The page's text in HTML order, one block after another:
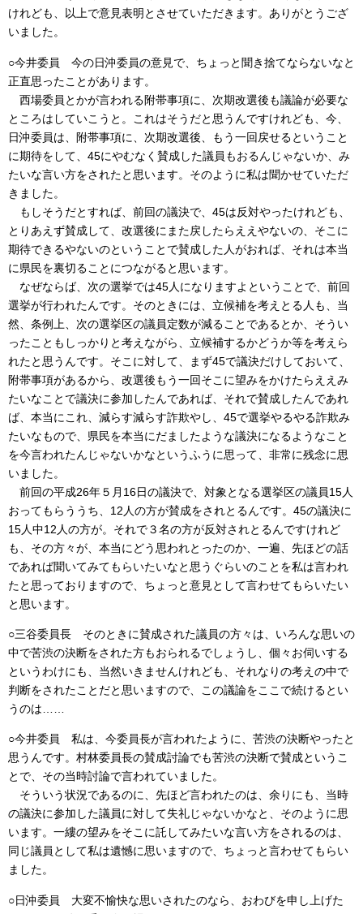
けれども、以上で意見表明とさせていただきます。ありがとうござ
いました。
○今井委員 今の日沖委員の意見で、ちょっと聞き捨てならないなと
正直思ったことがあります。
西場委員とかが言われる附帯事項に、次期改選後も議論が必要な
ところはしていこうと。これはそうだと思うんですけれども、今、
日沖委員は、附帯事項に、次期改選後、もう一回戻せるということ
に期待をして、45にやむなく賛成した議員もおるんじゃないか、み
たいな言い方をされたと思います。そのように私は聞かせていただ
きました。
もしそうだとすれば、前回の議決で、45は反対やったけれども、
とりあえず賛成して、改選後にまた戻したらええやないの、そこに
期待できるやないのということで賛成した人がおれば、それは本当
に県民を裏切ることにつながると思います。
なぜならば、次の選挙では45人になりますよということで、前回
選挙が行われたんです。そのときには、立候補を考えとる人も、当
然、条例上、次の選挙区の議員定数が減ることであるとか、そうい
ったこともしっかりと考えながら、立候補するかどうか等を考えら
れたと思うんです。そこに対して、まず45で議決だけしておいて、
附帯事項があるから、改選後もう一回そこに望みをかけたらええみ
たいなことで議決に参加したんであれば、それで賛成したんであれ
ば、本当にこれ、減らす減らす詐欺やし、45で選挙やるやる詐欺み
たいなもので、県民を本当にだましたような議決になるようなこと
を今言われたんじゃないかなというふうに思って、非常に残念に思
いました。
前回の平成26年５月16日の議決で、対象となる選挙区の議員15人
おってもらううち、12人の方が賛成をされとるんです。45の議決に
15人中12人の方が。それで３名の方が反対されとるんですけれど
も、その方々が、本当にどう思われとったのか、一遍、先ほどの話
であれば聞いてみてもらいたいなと思うぐらいのことを私は言われ
たと思っておりますので、ちょっと意見として言わせてもらいたい
と思います。
○三谷委員長 そのときに賛成された議員の方々は、いろんな思いの
中で苦渋の決断をされた方もおられるでしょうし、個々お伺いする
というわけにも、当然いきませんけれども、それなりの考えの中で
判断をされたことだと思いますので、この議論をここで続けるとい
うのは……
○今井委員 私は、今委員長が言われたように、苦渋の決断やったと
思うんです。村林委員長の賛成討論でも苦渋の決断で賛成というこ
とで、その当時討論で言われていました。
そういう状況であるのに、先ほど言われたのは、余りにも、当時
の議決に参加した議員に対して失礼じゃないかなと、そのように思
います。一縷の望みをそこに託してみたいな言い方をされるのは、
同じ議員として私は遺憾に思いますので、ちょっと言わせてもらい
ました。
○日沖委員 大変不愉快な思いされたのなら、おわびを申し上げた